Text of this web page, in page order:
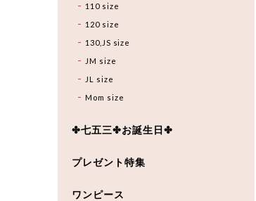
110 size
120 size
130,JS size
JM size
JL size
Mom size
✤七五三✤お誕生日✤
プレゼント特集
ワンピース